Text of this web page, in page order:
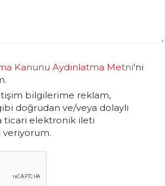
Kanunu Aydınlatma Metni'ni
bilgilerime reklam,
doğrudan ve/veya dolaylı
ticari elektronik ileti